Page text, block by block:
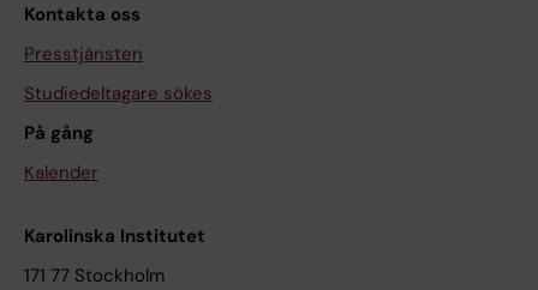
Kontakta oss
Presstjänsten
Studiedeltagare sökes
På gång
Kalender
Karolinska Institutet
171 77 Stockholm